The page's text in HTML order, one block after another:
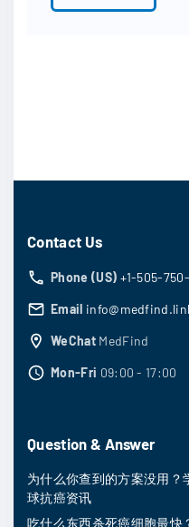
Contact Us
Phone (US) +1-505-
Email
WeChat MedFind
Mon-Fri 09:00 - 17:00
Question & Answer
为什么你查到的方案没用？
球抗癌资讯
吃什么东西杀死癌细胞最快